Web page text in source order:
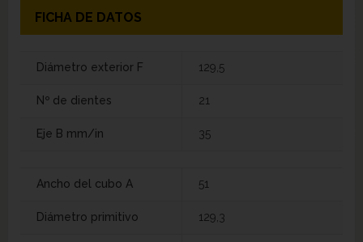
FICHA DE DATOS
Diámetro exterior F 129,5
Nº de dientes 21
Eje B mm/in 35
Ancho del cubo A 51
Diámetro primitivo 129,3